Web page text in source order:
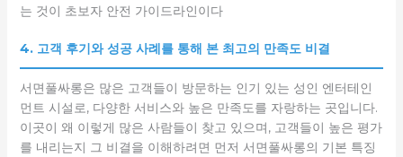
는 것이 초보자 안전 가이드라인이다
4. 고객 후기와 성공 사례를 통해 본 최고의 만족도 비결
서면풀싸롱은 많은 고객들이 방문하는 인기 있는 성인 엔터테인
먼트 시설로, 다양한 서비스와 높은 만족도를 자랑하는 곳입니다.
이곳이 왜 이렇게 많은 사람들이 찾고 있으며, 고객들이 높은 평가
를 내리는지 그 비결을 이해하려면 먼저 서면풀싸롱의 기본 특징